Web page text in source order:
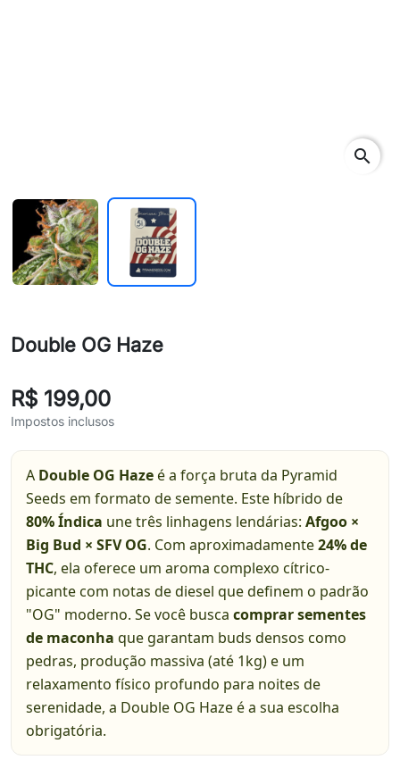
search
Double OG Haze
R$ 199,00
Impostos inclusos
A Double OG Hazeé a força bruta da Pyramid
Seeds em formato de semente. Este híbrido de
80% Índica une três linhagens lendárias: Afgoo ×
Big Bud × SFV OG. Com aproximadamente24% de
THC, ela oferece um aroma complexo cítrico-
picante com notas de diesel que definem o padrão
"OG" moderno. Se você busca comprar sementes
de maconha que garantam buds densos como
pedras, produção massiva (até 1kg) e um
relaxamento físico profundo para noites de
serenidade, a Double OG Haze é a sua escolha
obrigatória.